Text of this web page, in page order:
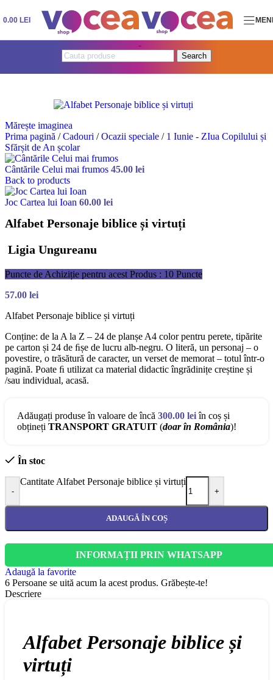
Skip to navigationSkip to main content
0.00 LEI
Search
Mărește imaginea
Prima pagină / Cadouri / Ocazii speciale / 1 Iunie - ZIua Copilului și
Sfărșit de An școlar
Cântările Celui mai frumos 45.00 lei
Back to products
Joc Cartea lui Ioan 60.00 lei
Alfabet Personaje biblice și virtuți
Ligia Ungureanu
Puncte de Achiziție pentru acest Produs : 10 Puncte
57.00 lei
Alfabet Personaje biblice și virtuți
Conține: de la A la Z – 24 de planșe A4 color pentru perete, tipărite
pe carton și 24 de ﬁșe de lucru alb-negru. O literă, un personaj – o
povestire, o trăsătură de caracter, un verset de memorat – totul într-o
pagină. Poate ﬁ utilizat ca material didactic îngrădinițe creștine și
/sau individual, acasă.
Adăugați produse în valoare de încă 300.00 leiîn coș și
obțineți TRANSPORT GRATUIT (doar în România)!
În stoc
-
Cantitate Alfabet Personaje biblice și virtuți
+
ADAUGĂ ÎN COȘ
INFORMAȚII PRIN WHATSAPP
Adaugă la favorite
6 Persoane se uită acum la acest produs. Grăbește-te!
Descriere
Alfabet Personaje biblice și
virtuți